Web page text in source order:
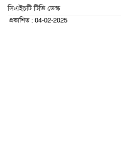
সিএইচটি টিভি ডেস্ক
প্রকাশিত : 04-02-2025